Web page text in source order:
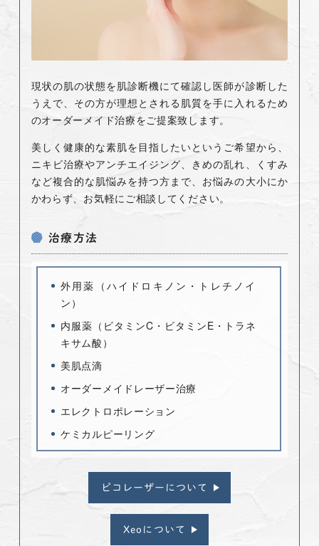
現状の肌の状態を肌診断機にて確認し医師が診断した
うえで、その方が理想とされる肌質を手に入れるため
のオーダーメイド治療をご提案致します。
美しく健康的な素肌を目指したいというご希望から、
ニキビ治療やアンチエイジング、きめの乱れ、くすみ
など複合的な肌悩みを持つ方まで、お悩みの大小にか
かわらず、お気軽にご相談してください。
治療方法
外用薬（ハイドロキノン・トレチノイ
ン）
内服薬（ビタミンC・ビタミンE・トラネ
キサム酸）
美肌点滴
オーダーメイドレーザー治療
エレクトロポレーション
ケミカルピーリング
ピコレーザーについて
Xeoについて